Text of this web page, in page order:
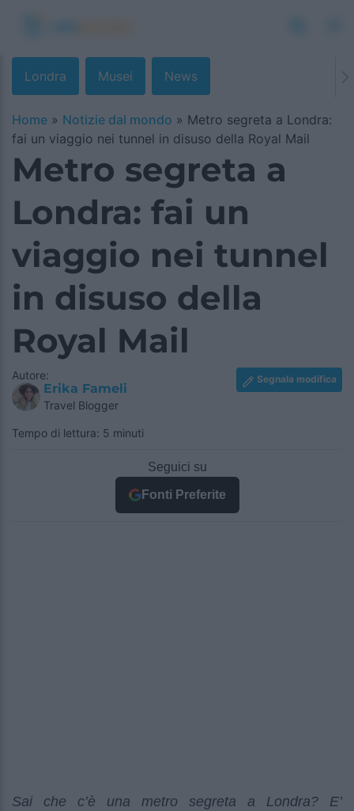
Londra Musei News
Home » Notizie dal mondo » Metro segreta a Londra:
fai un viaggio nei tunnel in disuso della Royal Mail
Metro segreta a
Londra: fai un
viaggio nei tunnel
in disuso della
Royal Mail
Autore:
Erika Fameli
Travel Blogger
Segnala modifica
Tempo di lettura: 5 minuti
Seguici su
Fonti Preferite
Sai che c’è una metro segreta a Londra? E’